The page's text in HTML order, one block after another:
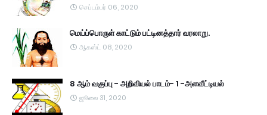
செப்டம்பர் 06, 2020
மெய்ப்பொருள் காட்டும் பட்டினத்தார் வரலாறு.
ஆகஸ்ட் 08, 2020
8 ஆம் வகுப்பு - அறிவியல் பாடம்- 1 -அளவீட்டியல்
ஜூலை 31, 2020